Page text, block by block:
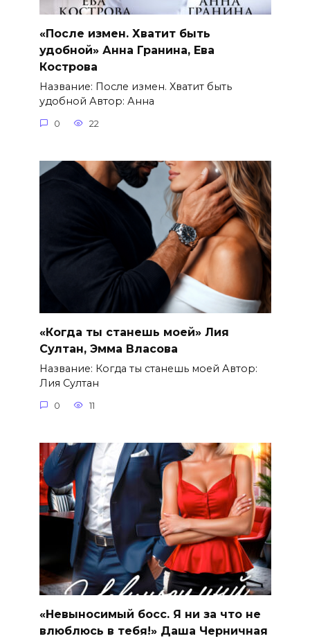
«После измен. Хватит быть
удобной» Анна Гранина, Ева
Кострова
Название: После измен. Хватит быть
удобной Автор: Анна
0 22
«Когда ты станешь моей» Лия
Султан, Эмма Власова
Название: Когда ты станешь моей Автор:
Лия Султан
0 11
«Невыносимый босс. Я ни за что не
влюблюсь в тебя!» Даша Черничная